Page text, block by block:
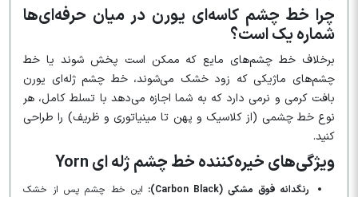
چرا خط چشم کاسه‌ای یورن در میان حرفه‌ای‌ها
شماره یک است؟
برخلاف خط چشم‌های مایع که ممکن است پخش شوند یا خط
چشم‌های ماژیکی که زود خشک می‌شوند، خط چشم ژله‌ای یورن
بافت کرمی و نرمی دارد که به شما اجازه می‌دهد با تسلط کامل، هر
نوع خط چشمی (از کلاسیک و پهن تا مینیاتوری و ظریف) را طراحی
کنید.
ویژگی‌های خیره‌کننده خط چشم ژله ای Yorn
رنگدانه فوق مشکی (Carbon Black):
این خط چشم پس از خشک